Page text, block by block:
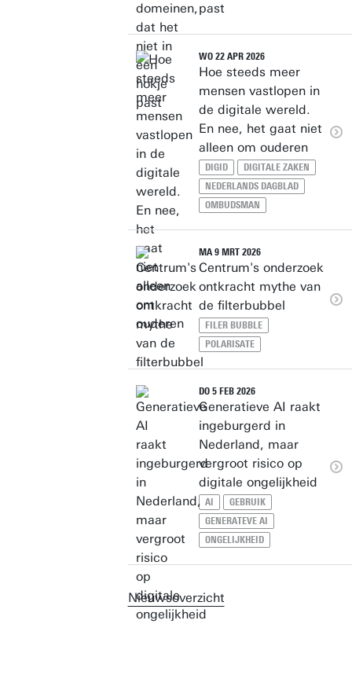
past
WO 22 APR 2026
Hoe steeds meer
mensen vastlopen in
de digitale wereld.
En nee, het gaat niet
alleen om ouderen
DIGID
DIGITALE ZAKEN
NEDERLANDS DAGBLAD
OMBUDSMAN
MA 9 MRT 2026
Centrum's onderzoek
ontkracht mythe van
de filterbubbel
FILER BUBBLE
POLARISATE
DO 5 FEB 2026
Generatieve AI raakt
ingeburgerd in
Nederland, maar
vergroot risico op
digitale ongelijkheid
AI
GEBRUIK
GENERATEVE AI
ONGELIJKHEID
Nieuwsoverzicht